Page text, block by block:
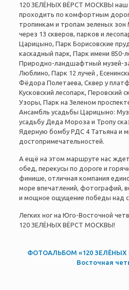
120 ЗЕЛЁНЫХ ВЁРСТ МОСКВЫ наш
проходить по комфортным
тропинкам и тропам зеленых
через 13 скверов, парков и
Царицыно, Парк Борисовские
каскадный парк, Парк имени 850-
Природно-ландшафтный музей-
Люблино, Парк 12 лучей ,
Фёдора Полетаева, Сквер у
Кусковский лесопарк, Перовский
Узоры, Парк на Зеленом
Ансамбль усадьбы Царицыно:
усадьбу Деда Мороза и Тропу
Ядерную бомбу РДС 4 Татьяна и
достопримечательностей.
А ещё на этом маршруте нас
обед, перекусы по дороге и
финише, отличная компания
море впечатлений, фотографий,
и мощное ощущение победы над
Легких ног на Юго-Восточной
120 ЗЕЛЁНЫХ ВЁРСТ МОСКВЫ!
ФОТОАЛЬБОМ «120
Восточная